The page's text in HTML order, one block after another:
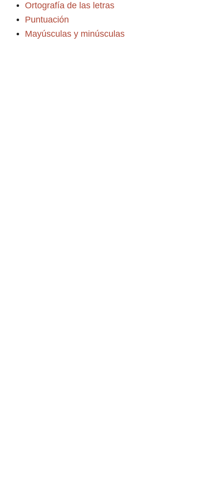
Ortografía de las letras
Puntuación
Mayúsculas y minúsculas